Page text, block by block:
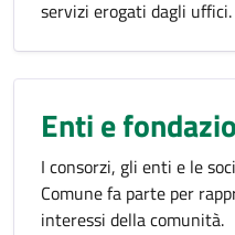
servizi erogati dagli uffici.
Enti e
I consorzi, gli enti e le
Comune fa parte per
interessi della comunità.